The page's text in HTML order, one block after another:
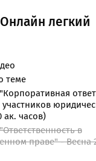
Онлайн легкий
теме
ак. часов)
в
праве" - Весна